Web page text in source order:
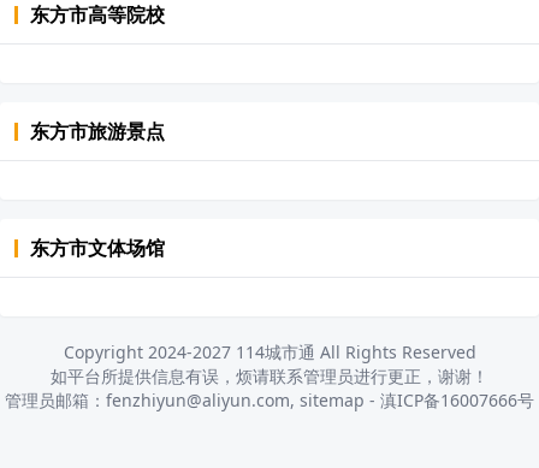
东方市高等院校
东方市旅游景点
东方市文体场馆
Copyright 2024-2027 114城市通 All Rights Reserved
如平台所提供信息有误，烦请联系管理员进行更正，谢谢！
管理员邮箱：fenzhiyun@aliyun.com, sitemap - 滇ICP备16007666号